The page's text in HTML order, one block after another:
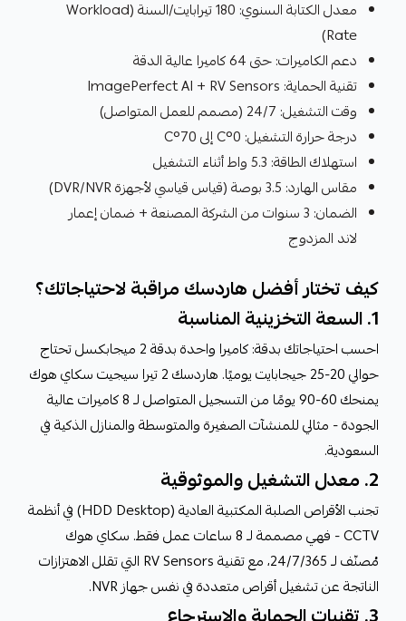
معدل الكتابة السنوي: 180 تيرابايت/السنة (Workload
Rate)
دعم الكاميرات: حتى 64 كاميرا عالية الدقة
تقنية الحماية: ImagePerfect AI + RV Sensors
وقت التشغيل: 24/7 (مصمم للعمل المتواصل)
درجة حرارة التشغيل: 0°C إلى 70°C
استهلاك الطاقة: 5.3 واط أثناء التشغيل
مقاس الهارد: 3.5 بوصة (قياس قياسي لأجهزة DVR/NVR)
الضمان: 3 سنوات من الشركة المصنعة + ضمان إعمار
لاند المزدوج
كيف تختار أفضل هاردسك مراقبة لاحتياجاتك؟
1. السعة التخزينية المناسبة
احسب احتياجاتك بدقة: كاميرا واحدة بدقة 2 ميجابكسل تحتاج
حوالي 20-25 جيجابايت يوميًا. هاردسك 2 تيرا سيجيت سكاي هوك
يمنحك 60-90 يومًا من التسجيل المتواصل لـ 8 كاميرات عالية
الجودة - مثالي للمنشآت الصغيرة والمتوسطة والمنازل الذكية في
السعودية.
2. معدل التشغيل والموثوقية
تجنب الأقراص الصلبة المكتبية العادية (HDD Desktop) في أنظمة
CCTV - فهي مصممة لـ 8 ساعات عمل فقط. سكاي هوك
مُصنّف لـ 24/7/365، مع تقنية RV Sensors التي تقلل الاهتزازات
الناتجة عن تشغيل أقراص متعددة في نفس جهاز NVR.